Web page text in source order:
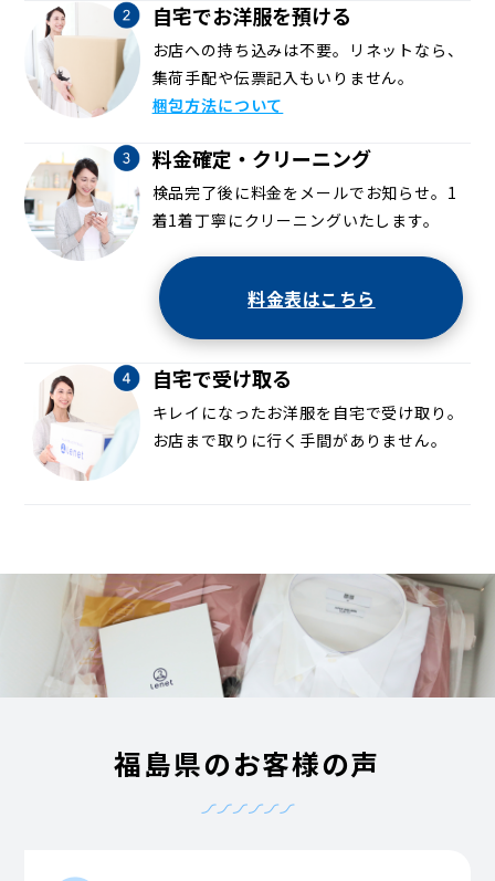
自宅でお洋服を預ける
お店への持ち込みは不要。リネットなら、
集荷手配や伝票記入もいりません。
梱包方法について
料金確定・クリーニング
検品完了後に料金をメールでお知らせ。1
着1着丁寧にクリーニングいたします。
料金表はこちら
自宅で受け取る
キレイになったお洋服を自宅で受け取り。
お店まで取りに行く手間がありません。
福島県のお客様の声